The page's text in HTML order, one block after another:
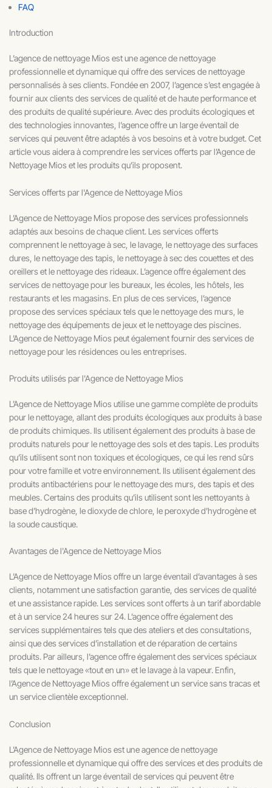
FAQ
Introduction
L’agence de nettoyage Mios est une agence de nettoyage
professionnelle et dynamique qui offre des services de nettoyage
personnalisés à ses clients. Fondée en 2007, l’agence s’est engagée à
fournir aux clients des services de qualité et de haute performance et
des produits de qualité supérieure. Avec des produits écologiques et
des technologies innovantes, l’agence offre un large éventail de
services qui peuvent être adaptés à vos besoins et à votre budget. Cet
article vous aidera à comprendre les services offerts par l’Agence de
Nettoyage Mios et les produits qu’ils proposent.
Services offerts par l'Agence de Nettoyage Mios
L’Agence de Nettoyage Mios propose des services professionnels
adaptés aux besoins de chaque client. Les services offerts
comprennent le nettoyage à sec, le lavage, le nettoyage des surfaces
dures, le nettoyage des tapis, le nettoyage à sec des couettes et des
oreillers et le nettoyage des rideaux. L’agence offre également des
services de nettoyage pour les bureaux, les écoles, les hôtels, les
restaurants et les magasins. En plus de ces services, l’agence
propose des services spéciaux tels que le nettoyage des murs, le
nettoyage des équipements de jeux et le nettoyage des piscines.
L’Agence de Nettoyage Mios peut également fournir des services de
nettoyage pour les résidences ou les entreprises.
Produits utilisés par l'Agence de Nettoyage Mios
L’Agence de Nettoyage Mios utilise une gamme complète de produits
pour le nettoyage, allant des produits écologiques aux produits à base
de produits chimiques. Ils utilisent également des produits à base de
produits naturels pour le nettoyage des sols et des tapis. Les produits
qu’ils utilisent sont non toxiques et écologiques, ce qui les rend sûrs
pour votre famille et votre environnement. Ils utilisent également des
produits antibactériens pour le nettoyage des murs, des tapis et des
meubles. Certains des produits qu’ils utilisent sont les nettoyants à
base d’hydrogène, le dioxyde de chlore, le peroxyde d’hydrogène et
la soude caustique.
Avantages de l'Agence de Nettoyage Mios
L’Agence de Nettoyage Mios offre un large éventail d’avantages à ses
clients, notamment une satisfaction garantie, des services de qualité
et une assistance rapide. Les services sont offerts à un tarif abordable
et à un service 24 heures sur 24. L’agence offre également des
services supplémentaires tels que des ateliers et des consultations,
ainsi que des services d’installation et de réparation de certains
produits. Par ailleurs, l’agence offre également des services spéciaux
tels que le nettoyage «tout en un» et le lavage à la vapeur. Enfin,
l’Agence de Nettoyage Mios offre également un service sans tracas et
un service clientèle exceptionnel.
Conclusion
L’Agence de Nettoyage Mios est une agence de nettoyage
professionnelle et dynamique qui offre des services et des produits de
qualité. Ils offrent un large éventail de services qui peuvent être